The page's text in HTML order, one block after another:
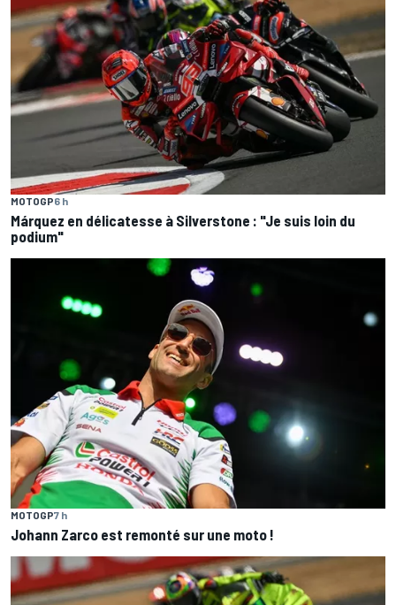
MOTOGP6 h
Márquez en délicatesse à Silverstone : "Je suis loin du
podium"
MOTOGP7 h
Johann Zarco est remonté sur une moto !